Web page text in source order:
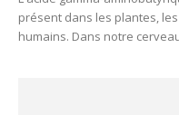
présent dans les plantes,
humains. Dans notre cerveau